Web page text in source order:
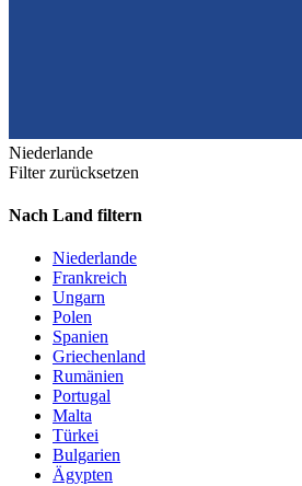
Niederlande
Filter zurücksetzen
Nach Land filtern
Niederlande
Frankreich
Ungarn
Polen
Spanien
Griechenland
Rumänien
Portugal
Malta
Türkei
Bulgarien
Ägypten